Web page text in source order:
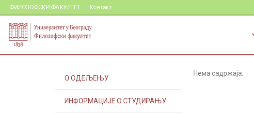
ФИЛОЗОФСКИ ФАКУЛТЕТ Контакт
О ОДЕЉЕЊУ
ИНФОРМАЦИЈЕ О СТУДИРАЊУ
Нема садржаја.